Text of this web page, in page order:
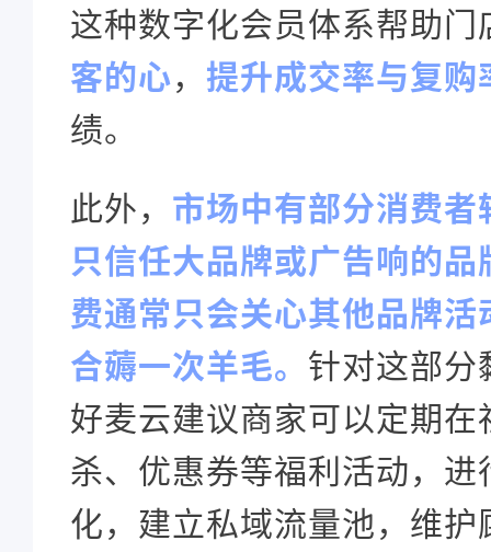
这种数字化会员体系帮助门
客的心， 提升成交率与复购
绩。
此外， 市场中有部分消费
只信任大品牌或广告响的
费通常只会关心其他品牌
合薅一次羊毛。 针对这部分
好麦云建议商家可以定期
杀、优惠券等福利活动，
化，建立私域流量池，维